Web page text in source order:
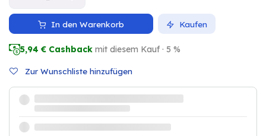
In den Warenkorb Kaufen
5,94 € Cashback mit diesem Kauf · 5 %
Zur Wunschliste hinzufügen